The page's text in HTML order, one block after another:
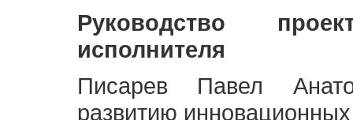
Руководство
исполнителя
Писарев Павел
развитию